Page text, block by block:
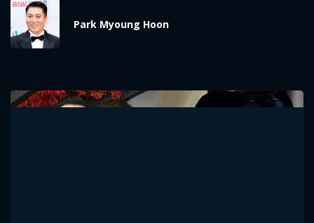
Park Myoung Hoon